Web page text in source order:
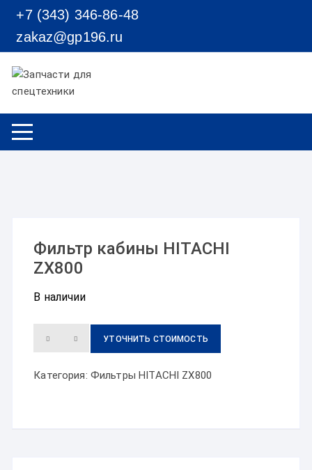
Перейти к содержимому
+7 (343) 346-86-48
zakaz@gp196.ru
Фильтр кабины HITACHI
ZX800
В наличии
УТОЧНИТЬ СТОИМОСТЬ
Категория: Фильтры HITACHI ZX800